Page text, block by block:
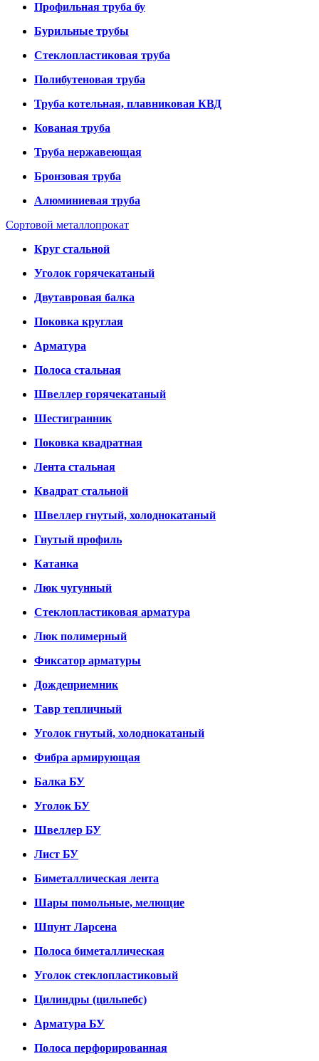
Профильная труба бу
Бурильные трубы
Стеклопластиковая труба
Полибутеновая труба
Труба котельная, плавниковая КВД
Кованая труба
Труба нержавеющая
Бронзовая труба
Алюминиевая труба
Сортовой металлопрокат
Круг стальной
Уголок горячекатаный
Двутавровая балка
Поковка круглая
Арматура
Полоса стальная
Швеллер горячекатаный
Шестигранник
Поковка квадратная
Лента стальная
Квадрат стальной
Швеллер гнутый, холоднокатаный
Гнутый профиль
Катанка
Люк чугунный
Стеклопластиковая арматура
Люк полимерный
Фиксатор арматуры
Дождеприемник
Тавр тепличный
Уголок гнутый, холоднокатаный
Фибра армирующая
Балка БУ
Уголок БУ
Швеллер БУ
Лист БУ
Биметаллическая лента
Шары помольные, мелющие
Шпунт Ларсена
Полоса биметаллическая
Уголок стеклопластиковый
Цилиндры (цильпебс)
Арматура БУ
Полоса перфорированная